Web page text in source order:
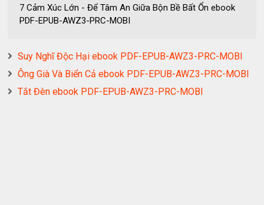
7 Cảm Xúc Lớn - Để Tâm An Giữa Bộn Bề Bất Ổn ebook
PDF-EPUB-AWZ3-PRC-MOBI
Suy Nghĩ Độc Hại ebook PDF-EPUB-AWZ3-PRC-MOBI
Ông Già Và Biển Cả ebook PDF-EPUB-AWZ3-PRC-MOBI
Tắt Đèn ebook PDF-EPUB-AWZ3-PRC-MOBI